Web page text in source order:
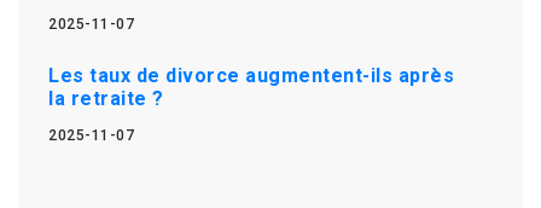
2025-11-07
Les taux de divorce augmentent-ils après
la retraite ?
2025-11-07